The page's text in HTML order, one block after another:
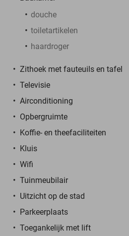
douche
toiletartikelen
haardroger
Zithoek met fauteuils en tafel
Televisie
Airconditioning
Opbergruimte
Koffie- en theefaciliteiten
Kluis
Wifi
Tuinmeubilair
Uitzicht op de stad
Parkeerplaats
Toegankelijk met lift